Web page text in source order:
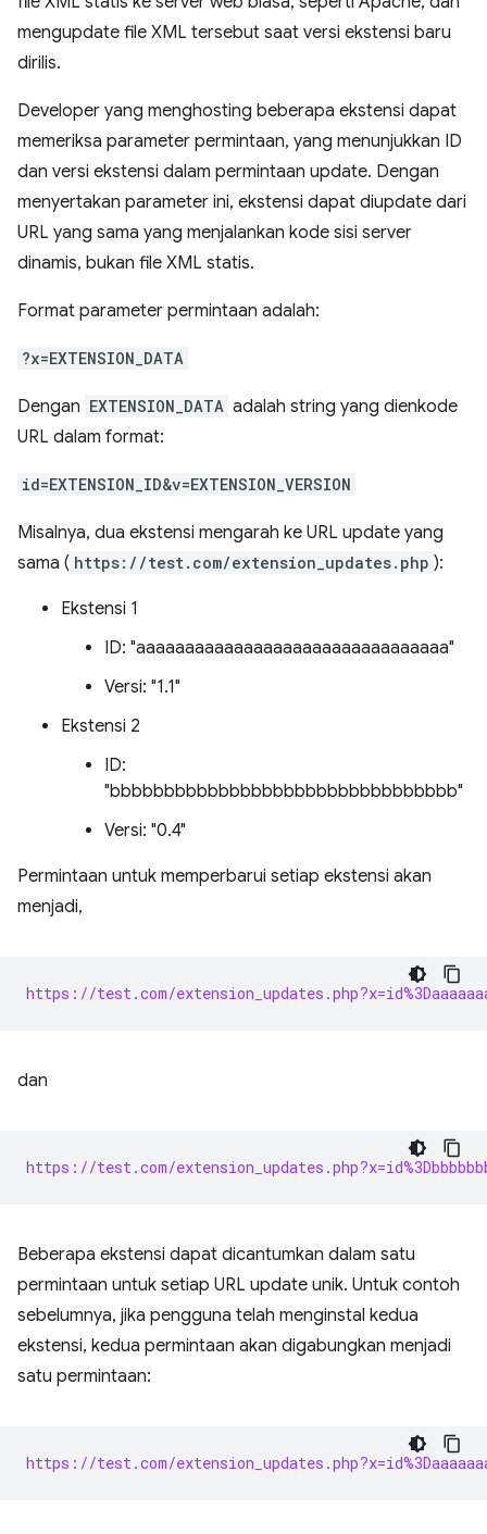
mengupdate file XML tersebut saat versi ekstensi baru
dirilis.
Developer yang menghosting beberapa ekstensi dapat
memeriksa parameter permintaan, yang menunjukkan ID
dan versi ekstensi dalam permintaan update. Dengan
menyertakan parameter ini, ekstensi dapat diupdate dari
URL yang sama yang menjalankan kode sisi server
dinamis, bukan file XML statis.
Format parameter permintaan adalah:
?x=EXTENSION_DATA
Dengan EXTENSION_DATA adalah string yang dienkode
URL dalam format:
id=EXTENSION_ID&v=EXTENSION_VERSION
Misalnya, dua ekstensi mengarah ke URL update yang
sama ( https://test.com/extension_updates.php ):
Ekstensi 1
ID: "aaaaaaaaaaaaaaaaaaaaaaaaaaaaaaaa"
Versi: "1.1"
Ekstensi 2
ID:
"bbbbbbbbbbbbbbbbbbbbbbbbbbbbbbbb"
Versi: "0.4"
Permintaan untuk memperbarui setiap ekstensi akan
menjadi,
https://test.com/
dan
https://test.com/
Beberapa ekstensi dapat dicantumkan dalam satu
permintaan untuk setiap URL update unik. Untuk contoh
sebelumnya, jika pengguna telah menginstal kedua
ekstensi, kedua permintaan akan digabungkan menjadi
satu permintaan:
https://test.com/